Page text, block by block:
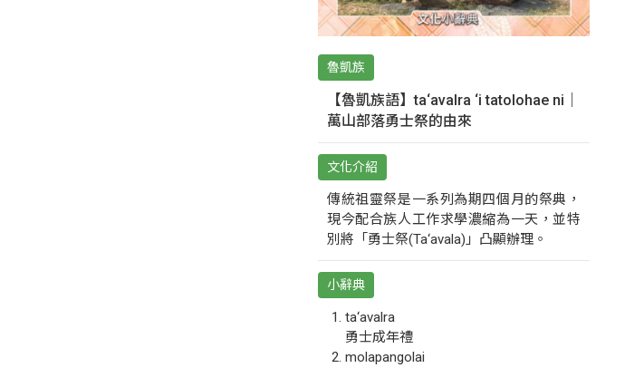
魯凱族
【魯凱族語】ta‘avalra ‘i tatolohae ni｜
萬山部落勇士祭的由來
文化介紹
傳統祖靈祭是一系列為期四個月的祭典，
現今配合族人工作求學濃縮為一天，並特
別將「勇士祭(Ta‘avala)」凸顯辦理。
小辭典
ta‘avalra
勇士成年禮
molapangolai